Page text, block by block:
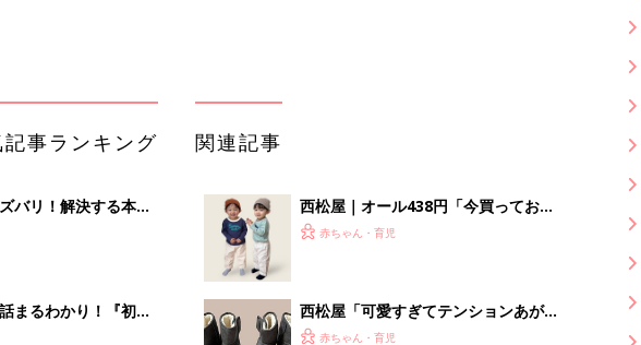
ール便！
と見る
イターおすすめ★冬トップス5選
売員ライターが推す★秋冬のお出かけ
アイテム5選